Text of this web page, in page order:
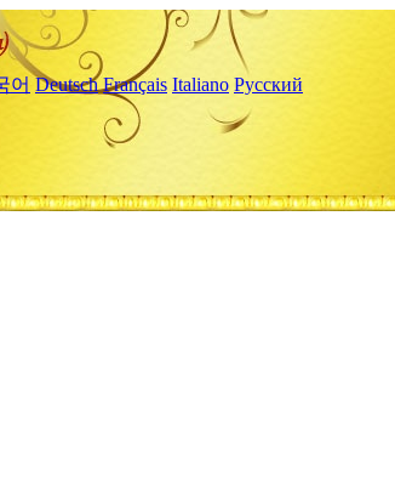
어 Deutsch Français Italiano Русский